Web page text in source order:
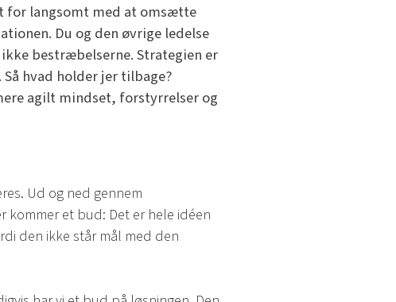
for langsomt med at omsætte
Du og den øvrige ledelse
bestræbelserne. Strategien er
hvad holder jer tilbage?
agilt mindset, forstyrrelser og
Ud og ned gennem
kommer et bud: Det er hele idéen
den ikke står mål med den